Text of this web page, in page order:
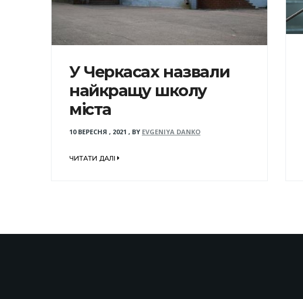
У Черкасах назвали
найкращу школу
міста
10 ВЕРЕСНЯ , 2021 , BY EVGENIYA DANKO
ЧИТАТИ ДАЛІ